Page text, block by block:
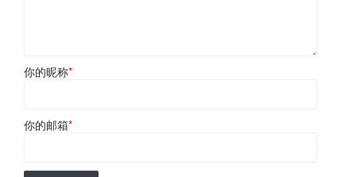
你的昵称*
你的邮箱*